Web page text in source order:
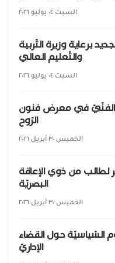
السبت ٠٤ يوليو ٢٠٢٦
برعاية وزيرة التّربية
والتّعليم العالي
السبت ٠٤ يوليو ٢٠٢٦
الفنّيّ في معرض فنون
الرّوح
الخميس ٣٠ أبريل ٢٠٢٦
لطالب من ذوي الإعاقة
البصريّة
الخميس ٣٠ أبريل ٢٠٢٦
السّياسيّة حول القضاء
الإداريّ